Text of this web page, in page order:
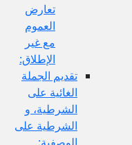
تعارض
العموم
مع غير
الإطلاق:
تقديم الجملة
الغائية على
الشرطية، و
الشرطية على